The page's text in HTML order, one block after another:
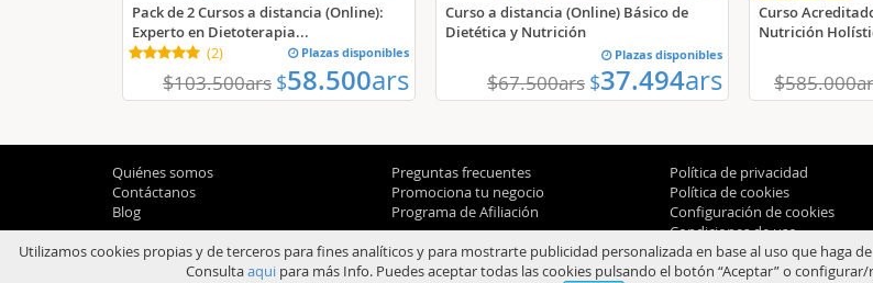
Pack de 2 Cursos a distancia (Online):
Experto en Dietoterapia...
(2) Plazas disponibles
$103.500ars $58.500ars
Curso a distancia (Online) Básico de
Dietética y Nutrición
Plazas disponibles
$67.500ars $37.494ars
Curso
Nutrición
$585.000
Quiénes somos
Contáctanos
Blog
Preguntas frecuentes
Promociona tu negocio
Programa de Afiliación
Política de privacidad
Política de cookies
Configuración de cookies
Condiciones de uso
Utilizamos cookies propias y de terceros para fines analíticos y para mostrarte publicidad personalizada en base al uso que haga
Consultaaquipara más Info. Puedes aceptar todas las cookies pulsando el botón “Aceptar” o configurar/